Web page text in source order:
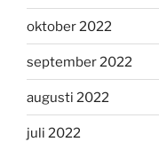
oktober 2022
september 2022
augusti 2022
juli 2022